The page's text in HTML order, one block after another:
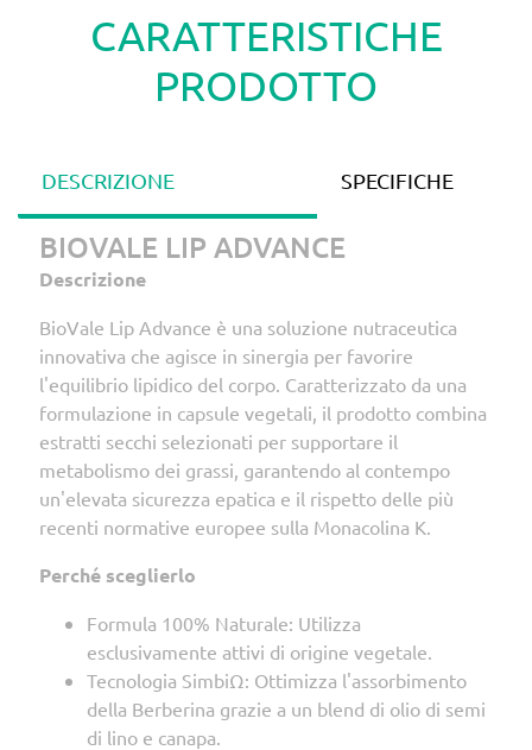
CARATTERISTICHE
PRODOTTO
DESCRIZIONE SPECIFICHE
BIOVALE LIP ADVANCE
Descrizione
BioVale Lip Advance è una soluzione nutraceutica
innovativa che agisce in sinergia per favorire
l'equilibrio lipidico del corpo. Caratterizzato da una
formulazione in capsule vegetali, il prodotto combina
estratti secchi selezionati per supportare il
metabolismo dei grassi, garantendo al contempo
un'elevata sicurezza epatica e il rispetto delle più
recenti normative europee sulla Monacolina K.
Perché sceglierlo
Formula 100% Naturale: Utilizza
esclusivamente attivi di origine vegetale.
Tecnologia SimbiΩ: Ottimizza l'assorbimento
della Berberina grazie a un blend di olio di semi
di lino e canapa.